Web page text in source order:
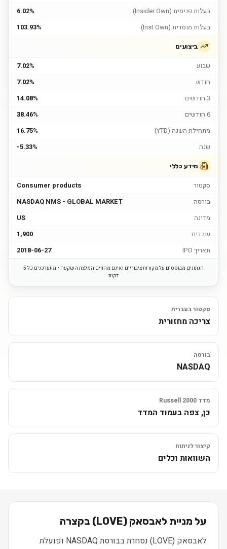
בעלות פנימית (Insider Own)
6.02%
בעלות מוסדית (Inst Own)
103.93%
ביצועים
שבוע
7.02%
חודש
7.02%
3 חודשים
14.08%
6 חודשים
38.46%
מתחילת השנה (YTD)
16.75%
שנה
-5.33%
מידע כללי
סקטור
Consumer products
בורסה
NASDAQ NMS - GLOBAL MARKET
מדינה
US
עובדים
1,900
תאריך IPO
2018-06-27
הנתונים מבוססים על מקורות ציבוריים ואינם מהווים המלצת השקעה • מתעדכנים כל 5
דקות
סקטור בעברית
צריכה מחזורית
בורסה
NASDAQ
מדד Russell 2000
כן, צפה בעמוד המדד
קיצור לניתוח
השוואות וכלים
על מניית לאבסאק (
LOVE) בקצרה
לאבסאק (LOVE) נסחרת בבורסת NASDAQ ופועלת